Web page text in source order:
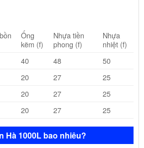
Ống
kẽm (f)
Nhựa tiền
phong (f)
Nhựa
nhiệt (f)
40 48
50
20 27
25
20 27
25
20 27 25
Hà 1000L bao nhiêu?